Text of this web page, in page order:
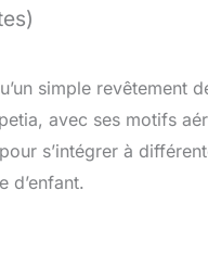
simple revêtement
avec ses motifs
s’intégrer à
d’enfant.